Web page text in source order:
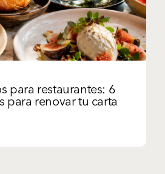
para restaurantes: 6
para renovar tu carta